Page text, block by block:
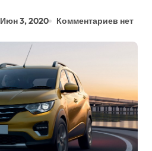
Июн 3, 2020 Комментариев нет